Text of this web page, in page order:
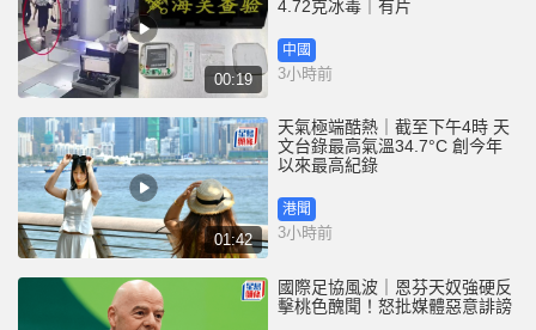
00:19
4.72克冰毒｜有片
中國
3小時前
01:42
天氣極端酷熱｜截至下午4時 天
文台錄最高氣溫34.7°C 創今年
以來最高紀錄
港聞
3小時前
國際足協風波｜恩芬天奴強硬反
擊桃色醜聞！怒批媒體惡意誹謗